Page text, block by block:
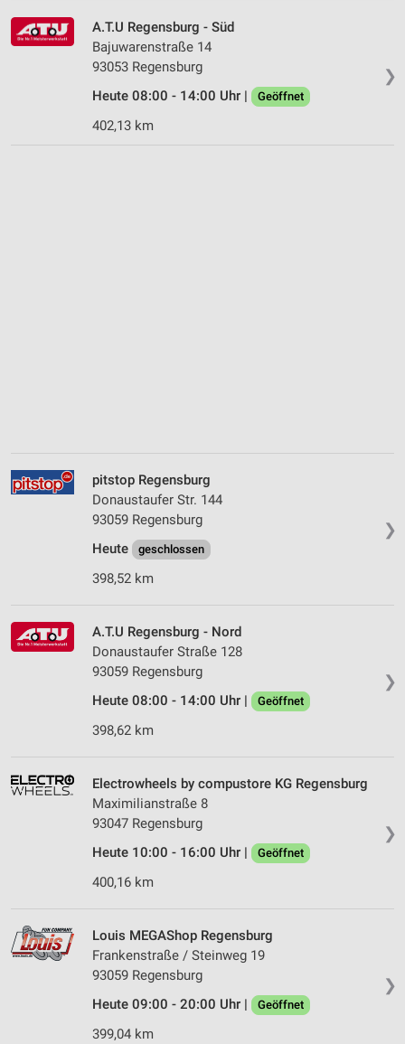
❯
A.T.U Regensburg - Süd
Bajuwarenstraße 14
93053 Regensburg
Heute 08:00 - 14:00 Uhr |
Geöffnet
402,13 km
❯
pitstop Regensburg
Donaustaufer Str. 144
93059 Regensburg
Heute
geschlossen
398,52 km
❯
A.T.U Regensburg - Nord
Donaustaufer Straße 128
93059 Regensburg
Heute 08:00 - 14:00 Uhr |
Geöffnet
398,62 km
❯
Electrowheels by compustore KG Regensburg
Maximilianstraße 8
93047 Regensburg
Heute 10:00 - 16:00 Uhr |
Geöffnet
400,16 km
❯
Louis MEGAShop Regensburg
Frankenstraße / Steinweg 19
93059 Regensburg
Heute 09:00 - 20:00 Uhr |
Geöffnet
399,04 km